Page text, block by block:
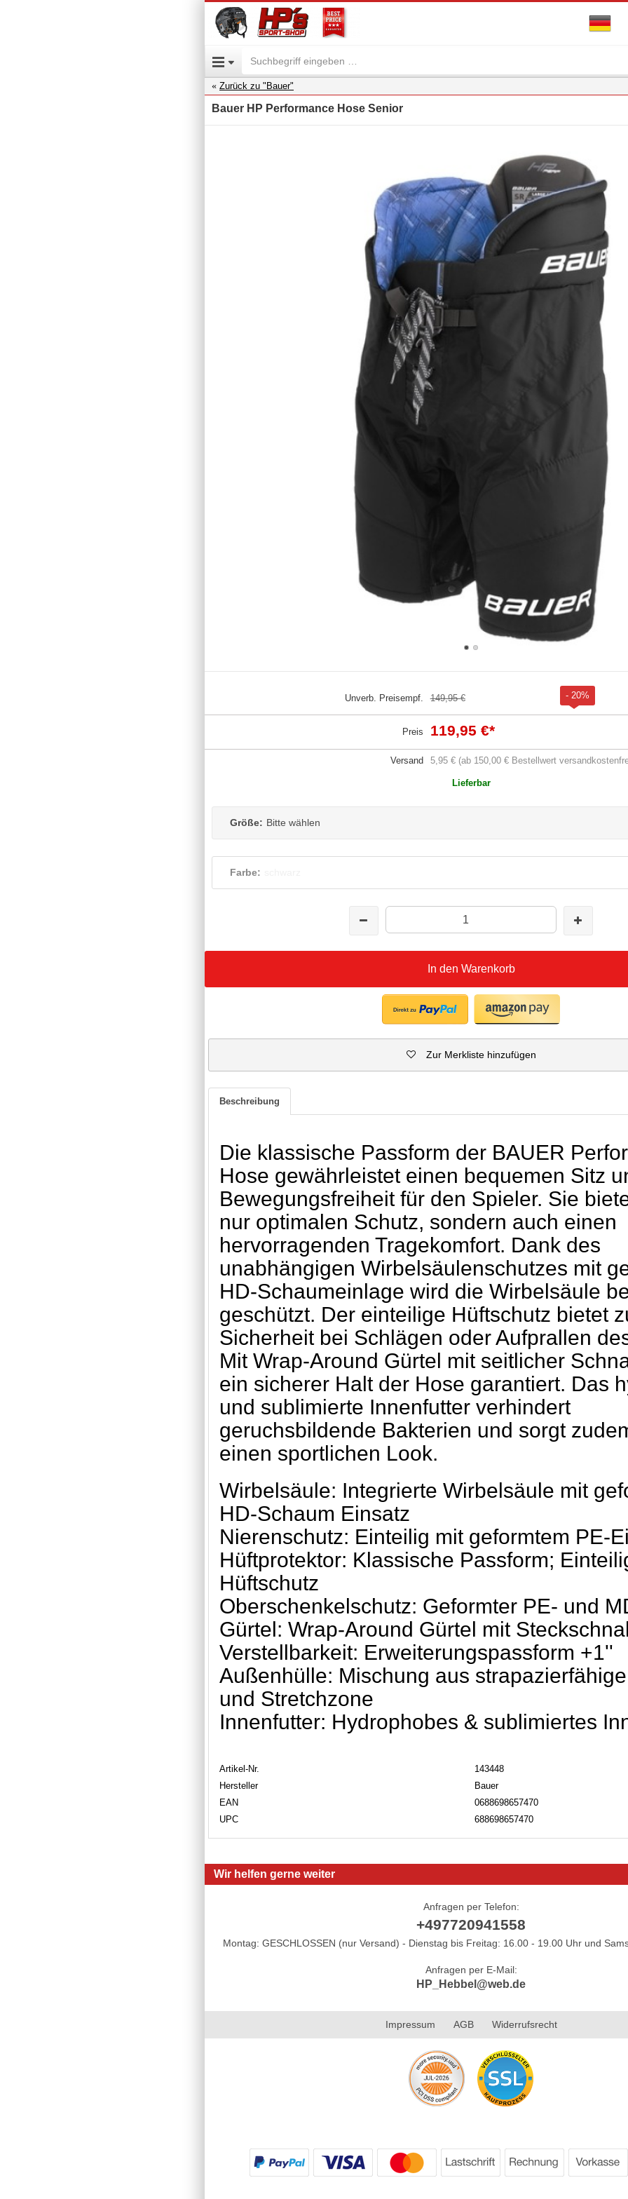
Zurück zu "Bauer"
Bauer HP Performance Hose Senior
Unverb. Preisempf. 149,95 € - 20%
Preis 119,95 €*
Versand 5,95 € (ab 150,00 € Bestellwert
Lieferbar
Größe: Bitte wählen
Farbe:
In den Warenkorb
Zur Merkliste hinzufügen
Beschreibung
Die klassische Passform der BAUER
Hose gewährleistet einen bequemen Sitz
Bewegungsfreiheit für den Spieler. Sie
nur optimalen Schutz, sondern auch einen
hervorragenden Tragekomfort. Dank des
unabhängigen Wirbelsäulenschutzes mit
HD-Schaumeinlage wird die Wirbelsäule
geschützt. Der einteilige Hüftschutz bietet
Sicherheit bei Schlägen oder Aufprallen
Mit Wrap-Around Gürtel mit seitlicher
ein sicherer Halt der Hose garantiert. Das
und sublimierte Innenfutter verhindert
geruchsbildende Bakterien und sorgt
einen sportlichen Look.
Wirbelsäule: Integrierte Wirbelsäule mit
HD-Schaum Einsatz
Nierenschutz: Einteilig mit geformtem PE-
Hüftprotektor: Klassische Passform;
Hüftschutz
Oberschenkelschutz: Geformter PE- und
Gürtel: Wrap-Around Gürtel mit
Verstellbarkeit: Erweiterungspassform +1''
Außenhülle: Mischung aus
und Stretchzone
Innenfutter: Hydrophobes & sublimiertes
Artikel-Nr.
143448
Hersteller
Bauer
EAN
0688698657470
UPC
688698657470
Wir helfen gerne weiter
Anfragen per Telefon:
+497720941558
Montag: GESCHLOSSEN (nur Versand) - Dienstag bis Freitag: 16.00 - 19.00 Uhr und
Anfragen per E-Mail:
HP_Hebbel@web.de
Impressum AGB Widerrufsrecht